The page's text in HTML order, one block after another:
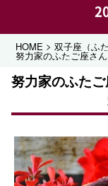
HOME >双子座（ふ
努力家のふたご座さ
努力家のふた